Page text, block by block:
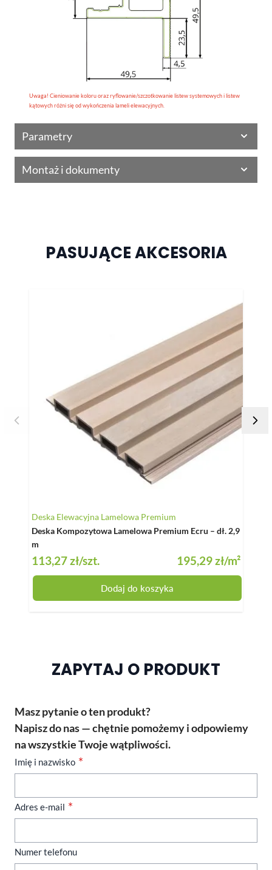
Uwaga! Cieniowanie koloru oraz ryflowanie/szczotkowanie listew systemowych i listew
kątowych różni się od wykończenia lameli elewacyjnych.
Parametry
Montaż i dokumenty
PASUJĄCE AKCESORIA
Deska Elewacyjna Lamelowa Premium
Deska Kompozytowa Lamelowa Premium Ecru – dł. 2,9
m
113,27 zł/szt. 195,29 zł/m²
Dodaj do koszyka
ZAPYTAJ O PRODUKT
Masz pytanie o ten produkt?
Napisz do nas — chętnie pomożemy i odpowiemy
na wszystkie Twoje wątpliwości.
Imię i nazwisko
Adres e-mail
Numer telefonu